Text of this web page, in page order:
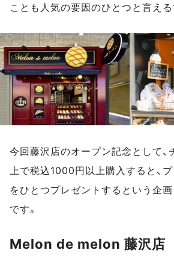
ことも人気の要因のひとつと言える
今回藤沢店のオープン記念として、
上で税込1000円以上購入すると、
をひとつプレゼントするという企
です。
Melon de melon 藤沢店